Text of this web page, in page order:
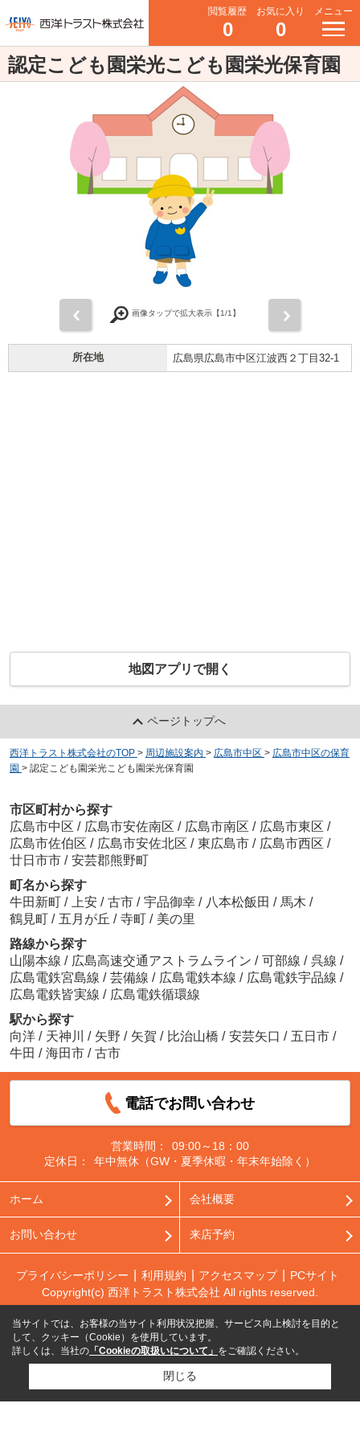
閲覧履歴
0
お気に入り
0
メニュー
認定こども園栄光こども園栄光保育園
画像タップで拡大表示【1/1】
所在地 広島県広島市中区江波西２丁目32-1
地図アプリで開く
ページトップへ
西洋トラスト株式会社のTOP > 周辺施設案内 > 広島市中区 > 広島市中区の保育
園 > 認定こども園栄光こども園栄光保育園
市区町村から探す
広島市中区 / 広島市安佐南区 / 広島市南区 / 広島市東区 /
広島市佐伯区 / 広島市安佐北区 / 東広島市 / 広島市西区 /
廿日市市 / 安芸郡熊野町
町名から探す
牛田新町 / 上安 / 古市 / 宇品御幸 / 八本松飯田 / 馬木 /
鶴見町 / 五月が丘 / 寺町 / 美の里
路線から探す
山陽本線 / 広島高速交通アストラムライン / 可部線 / 呉線 /
広島電鉄宮島線 / 芸備線 / 広島電鉄本線 / 広島電鉄宇品線 /
広島電鉄皆実線 / 広島電鉄循環線
駅から探す
向洋 / 天神川 / 矢野 / 矢賀 / 比治山橋 / 安芸矢口 / 五日市 /
牛田 / 海田市 / 古市
電話でお問い合わせ
営業時間：
09:00～18：00
定休日：
年中無休（GW・夏季休暇・年末年始除く）
ホーム 会社概要
お問い合わせ 来店予約
プライバシーポリシー 利用規約 アクセスマップ
PCサイト
Copyright(c) 西洋トラスト株式会社 All rights reserved.
当サイトでは、お客様の当サイト利用状況把握、サービス向上検討を目的と
して、クッキー（Cookie）を使用しています。
詳しくは、当社の 「Cookieの取扱いについて」 をご確認ください。
閉じる